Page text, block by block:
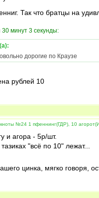
Так что братцы на
минут 3 секунды:
дорогие по Краузе
рублей 10
№24 1 пфеннинг(ГДР), 10
и агора - 5р/шт.
"всё по 10" лежат...
цинка, мягко говоря,